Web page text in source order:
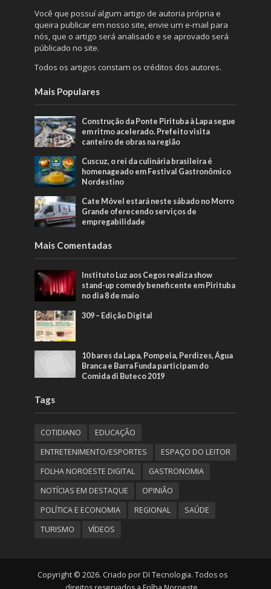
Você que possuí algum artigo de autoria própria e
queira publicar em nosso site, envie um e-mail para
nós, que o artigo será analisado e se aprovado será
públicado no site.
Todos os artigos constam os créditos dos autores.
Mais Populares
Construção da Ponte Pirituba à Lapa segue
em ritmo acelerado. Prefeito visita
canteiro de obras na região
Cuscuz, o rei da culinária brasileira é
homenageado em Festival Gastronômico
Nordestino
Cate Móvel estará neste sábado no Morro
Grande oferecendo serviços de
empregabilidade
Mais Comentadas
Instituto Luz aos Cegos realiza show
stand-up comedy beneficente em Pirituba
no dia 8 de maio
309 – Edição Digital
10 bares da Lapa, Pompeia, Perdizes, Água
Branca e Barra Funda participam do
Comida di Buteco 2019
Tags
COTIDIANO
EDUCAÇÃO
ENTRETENIMENTO/ESPORTES
ESPAÇO DO LEITOR
FOLHA NOROESTE DIGITAL
GASTRONOMIA
NOTÍCIAS EM DESTAQUE
OPINIÃO
POLÍTICA E ECONOMIA
REGIONAL
SAÚDE
TURISMO
VÍDEOS
Copyright © 2026. Criado por DI Tecnologia. Todos os